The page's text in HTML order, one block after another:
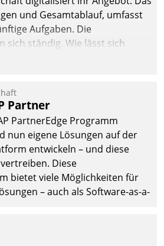
und Gesamtablauf, umfasst
Aufgaben. Die
sich ständig. Wie lässt sich
wahren und zugleich Freiraum
Partner
PartnerEdge Programm
nun eigene Lösungen auf der
entwickeln – und diese
Diese
bietet viele Möglichkeiten für
– auch als Software-as-a-